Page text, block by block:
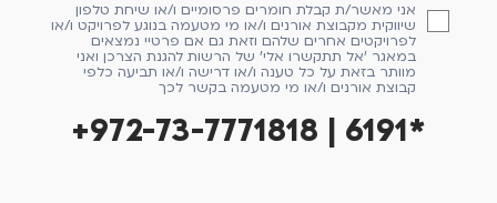
אני מאשר/ת קבלת חומרים פרסומיים ו/או שיחת טלפון
שיווקית מקבוצת אורנים ו/או מי מטעמה בנוגע לפרויקט ו/או
לפרויקטים אחרים שלהם וזאת גם אם פרטיי נמצאים
במאגר 'אל תתקשרו אלי' של הרשות להגנת הצרכן ואני
מוותר בזאת על כל טענה ו/או דרישה ו/או תביעה כלפי
קבוצת אורנים ו/או מי מטעמה בקשר לכך
+972-73-7771818 | 6191*